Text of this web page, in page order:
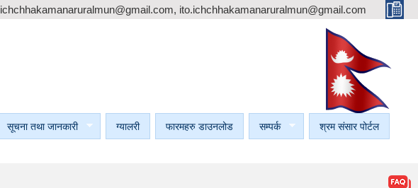
ichchhakamanaruralmun@gmail.com, ito.ichchhakamanaruralmun@gmail.com
सूचना तथा जानकारी ग्यालरी फारमहरु डाउनलोड सम्पर्क श्रम संसार पोर्टल